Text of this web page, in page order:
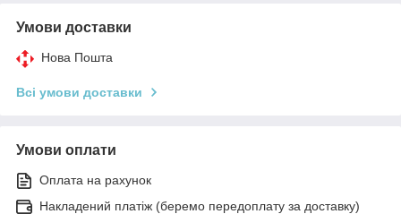
Умови доставки
Нова Пошта
Всі умови доставки
Умови оплати
Оплата на рахунок
Накладений платіж (беремо передоплату за доставку)